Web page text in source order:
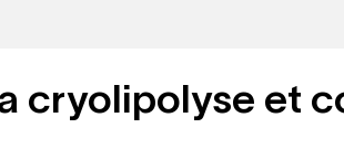
cryolipolyse et